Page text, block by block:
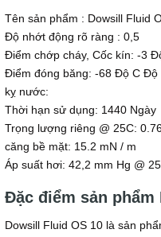
Tên sản phẩm : Dowsill Fluid
Độ nhớt động rõ ràng : 0,5
Điểm chớp cháy, Cốc kín: -3
Điểm đóng băng: -68 Độ C Độ
kỵ nước:
Thời hạn sử dụng: 1440 Ngày
Trọng lượng riêng @ 25C:
căng bề mặt: 15.2 mN / m
Áp suất hơi: 42,2 mm Hg @
Đặc điểm sản
Dowsill Fluid OS 10 là sản